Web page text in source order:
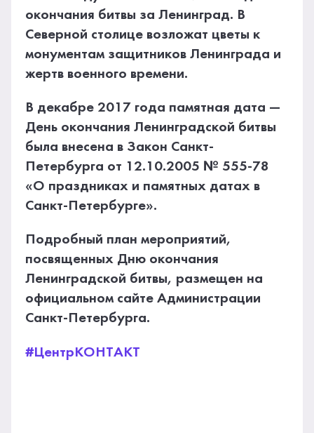
окончания битвы за Ленинград. В
Северной столице возложат цветы к
монументам защитников Ленинграда и
жертв военного времени.
В декабре 2017 года памятная дата —
День окончания Ленинградской битвы
была внесена в Закон Санкт-
Петербурга от 12.10.2005 № 555-78
«О праздниках и памятных датах в
Санкт-Петербурге».
Подробный план мероприятий,
посвященных Дню окончания
Ленинградской битвы, размещен на
официальном сайте Администрации
Санкт-Петербурга.
#ЦентрКОНТАКТ